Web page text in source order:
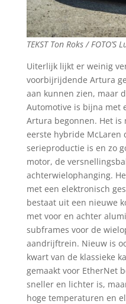
TEKST Ton Roks / FOTO’S
Uiterlijk lijkt er weinig
voorbijrijdende Artura
aan kunnen zien, maar
Automotive is bijna met
Artura begonnen. Het is
eerste hybride McLaren
serieproductie is en zo
motor, de
achterwielophanging.
met een elektronisch
bestaat uit een nieuwe
met voor en achter
subframes voor de
aandrijftrein. Nieuw is
kwart van de klassieke
gemaakt voor EtherNet
sneller en lichter is,
hoge temperaturen en